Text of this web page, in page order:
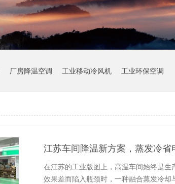
厂房降温空调 工业移动冷风机 工业环保空调
江苏车间降温新方案，蒸发冷
在江苏的工业版图上，高温车间始终是生
效果差而陷入瓶颈时，一种融合蒸发冷却